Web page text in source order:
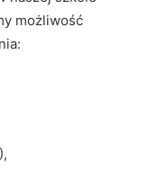
możliwość